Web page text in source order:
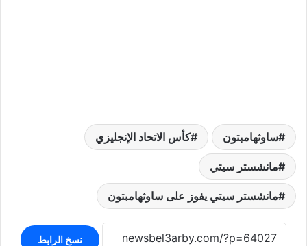
ساوثهامبتون كأس الاتحاد الإنجليزي
مانشستر سيتي
مانشستر سيتي يفوز على ساوثهامبتون
نسخ الرابط